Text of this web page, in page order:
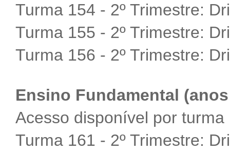
Turma 154 - 2º Trimestre:
Turma 155 - 2º Trimestre:
Turma 156 - 2º Trimestre:
Ensino Fundamental
Acesso disponível por
Turma 161 - 2º Trimestre: